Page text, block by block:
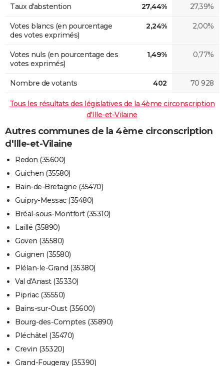
Taux d'abstention 27,44% 27,39%
Votes blancs (en pourcentage
des votes exprimés)
2,24% 2,00%
Votes nuls (en pourcentage des
votes exprimés)
1,49% 0,77%
Nombre de votants 402 70 928
Tous les résultats des législatives de la 4ème circonscription
d'Ille-et-Vilaine
Autres communes de la 4ème circonscription
d'Ille-et-Vilaine
Redon (35600)
Guichen (35580)
Bain-de-Bretagne (35470)
Guipry-Messac (35480)
Bréal-sous-Montfort (35310)
Laillé (35890)
Goven (35580)
Guignen (35580)
Plélan-le-Grand (35380)
Val d'Anast (35330)
Pipriac (35550)
Bains-sur-Oust (35600)
Bourg-des-Comptes (35890)
Pléchâtel (35470)
Crevin (35320)
Grand-Fougeray (35390)